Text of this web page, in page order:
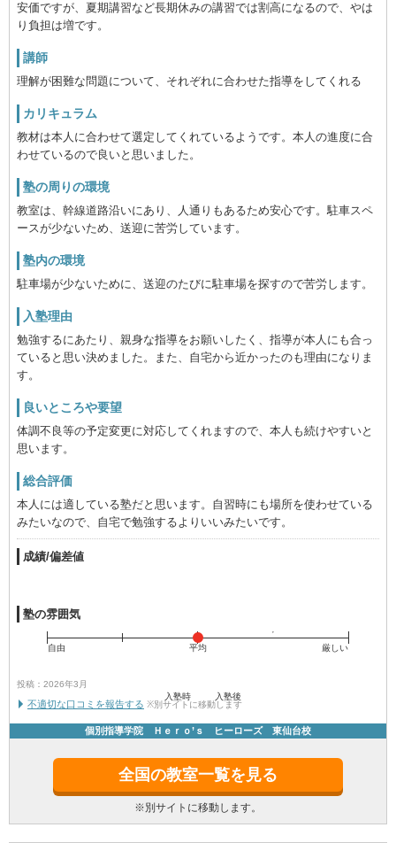
安価ですが、夏期講習など長期休みの講習では割高になるので、やは
り負担は増です。
講師
理解が困難な問題について、それぞれに合わせた指導をしてくれる
カリキュラム
教材は本人に合わせて選定してくれているようです。本人の進度に合
わせているので良いと思いました。
塾の周りの環境
教室は、幹線道路沿いにあり、人通りもあるため安心です。駐車スペ
ースが少ないため、送迎に苦労しています。
塾内の環境
駐車場が少ないために、送迎のたびに駐車場を探すので苦労します。
入塾理由
勉強するにあたり、親身な指導をお願いしたく、指導が本人にも合っ
ていると思い決めました。また、自宅から近かったのも理由になりま
す。
良いところや要望
体調不良等の予定変更に対応してくれますので、本人も続けやすいと
思います。
総合評価
本人には適している塾だと思います。自習時にも場所を使わせている
みたいなので、自宅で勉強するよりいいみたいです。
成績/偏差値
入塾時 入塾後
塾の雰囲気
自由 平均 厳しい
投稿：2026年3月
不適切な口コミを報告する ※別サイトに移動します
個別指導学院 Ｈｅｒｏ’ｓ ヒーローズ 東仙台校
全国の教室一覧を見る
※別サイトに移動します。